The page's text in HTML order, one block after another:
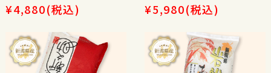
¥4,880(税込) ¥5,980(税込)